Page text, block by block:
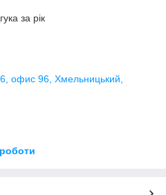
за рік
офис 96, Хмельницький,